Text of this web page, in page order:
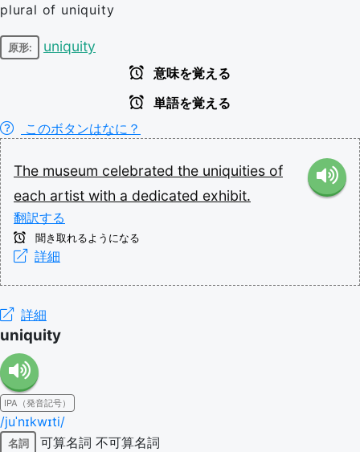
plural of uniquity
原形: uniquity
意味を覚える
単語を覚える
このボタンはなに？
The museum celebrated the uniquities of
each artist with a dedicated exhibit.
翻訳する
聞き取れるようになる
詳細
詳細
uniquity
IPA（発音記号）
/juˈnɪkwɪti/
名詞 可算名詞 不可算名詞